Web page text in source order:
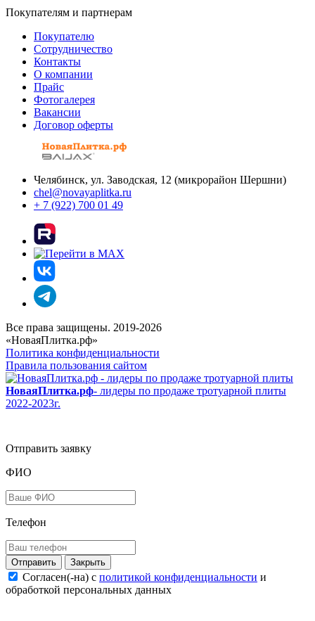
Покупателям и партнерам
Покупателю
Сотрудничество
Контакты
О компании
Прайс
Фотогалерея
Вакансии
Договор оферты
Челябинск, ул. Заводская, 12 (микрорайон Шершни)
chel@novayaplitka.ru
+ 7 (922) 700 01 49
Все права защищены. 2019-2026
«НоваяПлитка.рф»
Политика конфиденциальности
Правила пользования сайтом
НоваяПлитка.рф- лидеры по продаже тротуарной плиты
2022-2023г.
Отправить заявку
ФИО
Телефон
Закрыть
Согласен(-на) c политикой конфиденциальности и
обработкой персональных данных